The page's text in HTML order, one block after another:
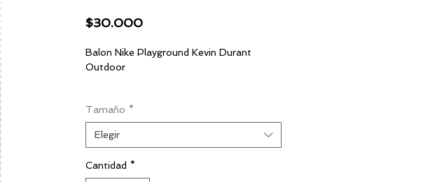
$30.000Precio
Balon Nike Playground Kevin Durant
Outdoor
Tamaño *
Elegir
Cantidad *